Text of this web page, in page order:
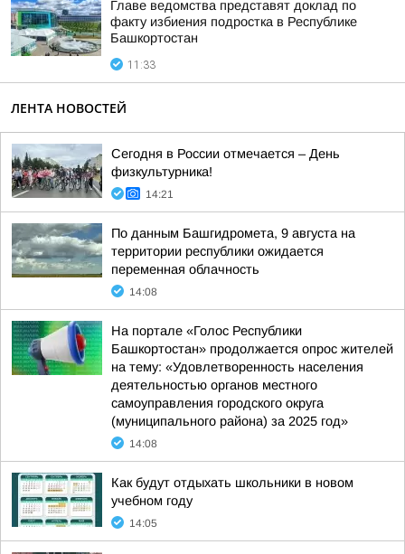
Главе ведомства представят доклад по
факту избиения подростка в Республике
Башкортостан
11:33
ЛЕНТА НОВОСТЕЙ
Сегодня в России отмечается – День
физкультурника!
14:21
По данным Башгидромета, 9 августа на
территории республики ожидается
переменная облачность
14:08
На портале «Голос Республики
Башкортостан» продолжается опрос жителей
на тему: «Удовлетворенность населения
деятельностью органов местного
самоуправления городского округа
(муниципального района) за 2025 год»
14:08
Как будут отдыхать школьники в новом
учебном году
14:05